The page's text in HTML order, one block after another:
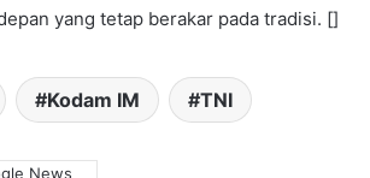
yang tetap berakar pada tradisi. []
Kodam IM TNI